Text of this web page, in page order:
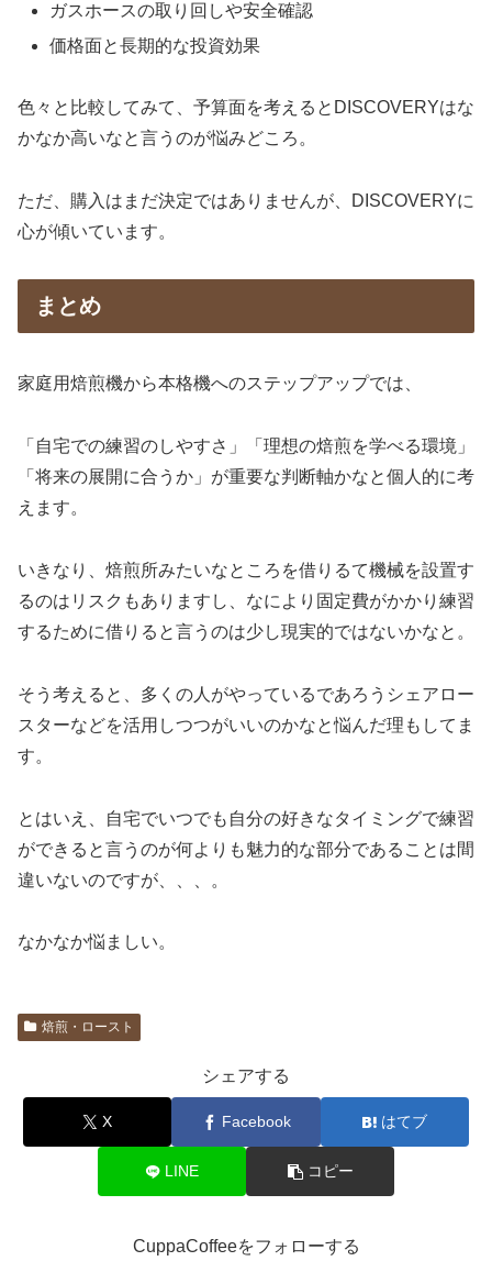
ガスホースの取り回しや安全確認
価格面と長期的な投資効果
色々と比較してみて、予算面を考えるとDISCOVERYはな
かなか高いなと言うのが悩みどころ。
ただ、購入はまだ決定ではありませんが、DISCOVERYに
心が傾いています。
まとめ
家庭用焙煎機から本格機へのステップアップでは、
「自宅での練習のしやすさ」「理想の焙煎を学べる環境」
「将来の展開に合うか」が重要な判断軸かなと個人的に考
えます。
いきなり、焙煎所みたいなところを借りるて機械を設置す
るのはリスクもありますし、なにより固定費がかかり練習
するために借りると言うのは少し現実的ではないかなと。
そう考えると、多くの人がやっているであろうシェアロー
スターなどを活用しつつがいいのかなと悩んだ理もしてま
す。
とはいえ、自宅でいつでも自分の好きなタイミングで練習
ができると言うのが何よりも魅力的な部分であることは間
違いないのですが、、、。
なかなか悩ましい。
焙煎・ロースト
シェアする
X Facebook はてブ
LINE コピー
CuppaCoffeeをフォローする